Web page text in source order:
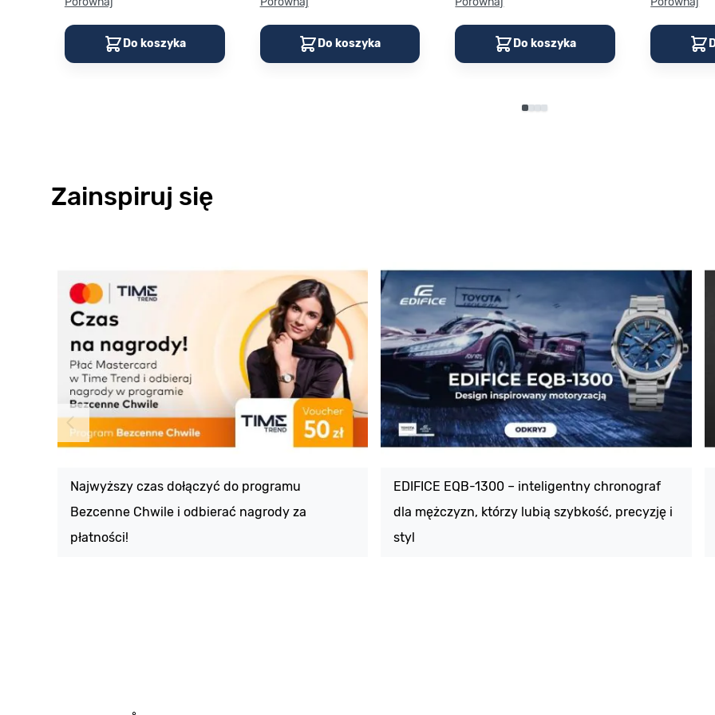
Do koszyka Do koszyka Do koszyka
Zainspiruj się
Najwyższy czas dołączyć do programu
Bezcenne Chwile i odbierać nagrody za
płatności!
EDIFICE EQB-1300 – inteligentny chronograf
dla mężczyzn, którzy lubią szybkość, precyzję i
styl